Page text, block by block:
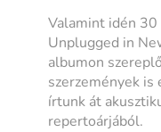
Valamint idén
Unplugged in
albumon
szerzemények is
írtunk át
repertoárjából.